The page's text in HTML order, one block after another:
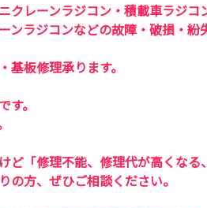
クレーンラジコン・積載車ラジコ
ンラジコンなどの故障・破損・紛
基板修理承ります。
す。
ど「修理不能、修理代が高くな
の方、ぜひご相談ください。